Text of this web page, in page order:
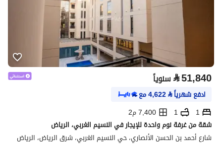
⃁51,840 سنوياً
ادفع شهرياً⃁
4,622مع
1
1
7,400 م2
شقة من غرفة نوم واحدة للإيجار في النسيم الغربي، الرياض
شارع أحمد بن الحسن الأنصاري، حي النسيم الغربي، شرق الرياض، الرياض